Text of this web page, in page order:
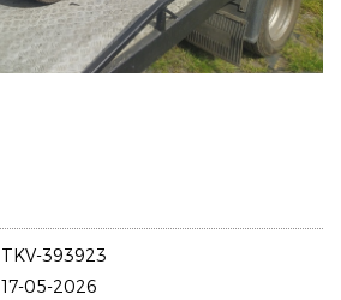
TKV-393923
17-05-2026